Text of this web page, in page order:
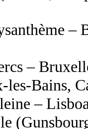
–
–
les-Bains,
–